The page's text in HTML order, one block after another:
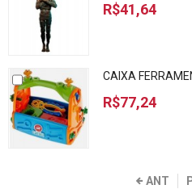
R$41,64
CAIXA
R$77,24
ANT